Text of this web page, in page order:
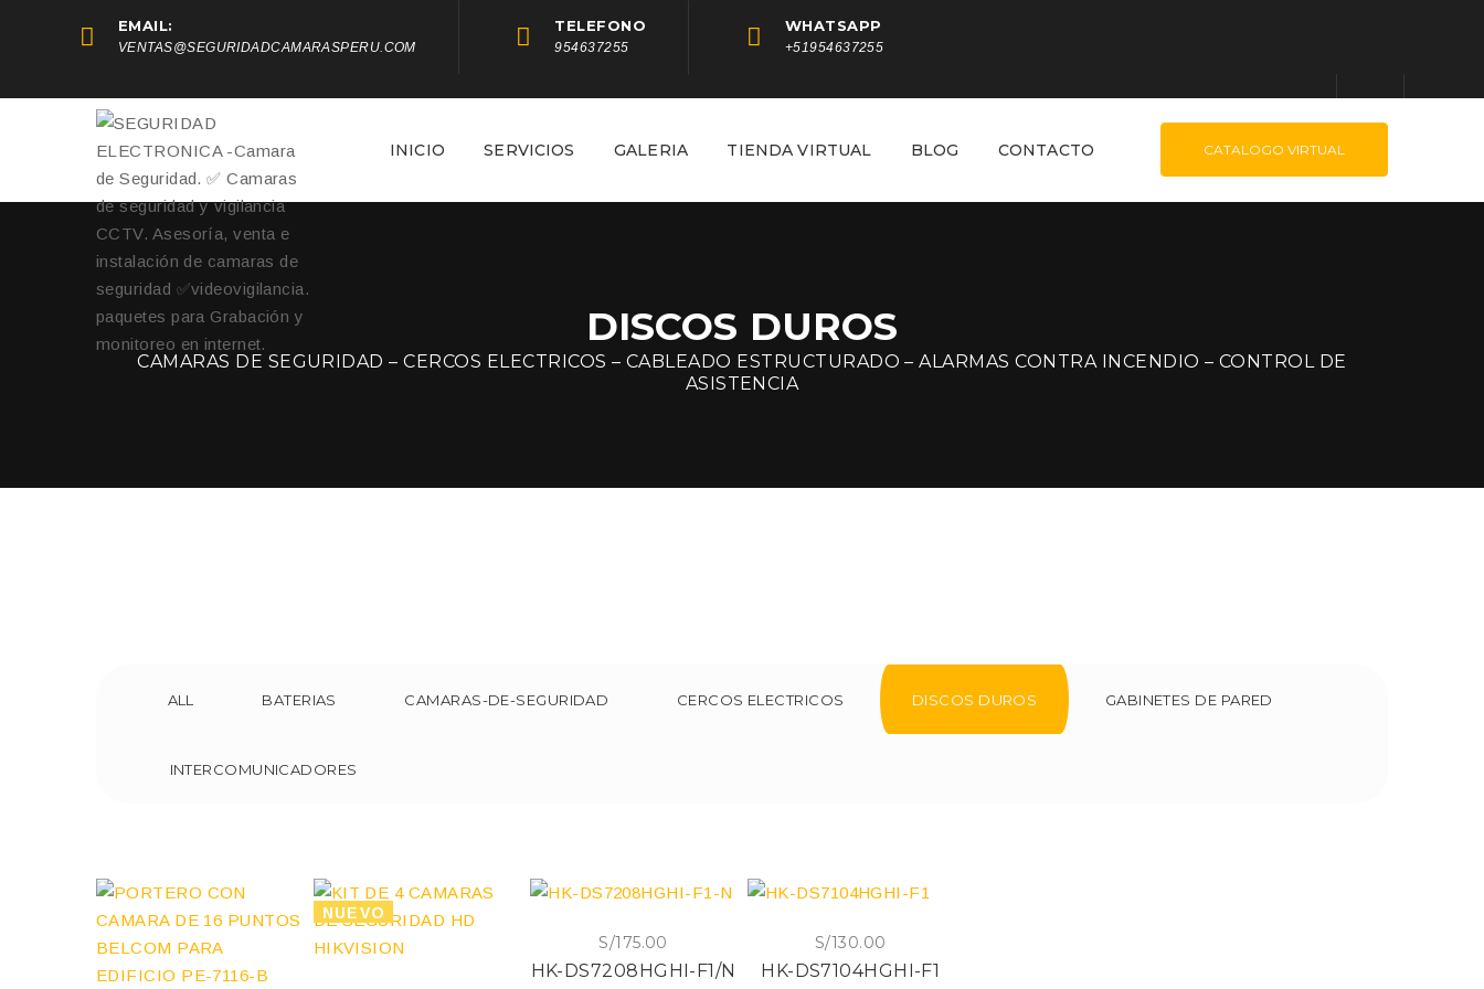
EMAIL:
VENTAS@SEGURIDADCAMARASPERU.COM
TELEFONO
954637255
WHATSAPP
+51954637255
INICIO SERVICIOS GALERIA TIENDA VIRTUAL BLOG CONTACTO CATALOGO VIRTUAL
DISCOS DUROS
CAMARAS DE SEGURIDAD – CERCOS ELECTRICOS – CABLEADO ESTRUCTURADO – ALARMAS CONTRA INCENDIO – CONTROL DE
ASISTENCIA
ALL BATERIAS CAMARAS-DE-SEGURIDAD CERCOS ELECTRICOS DISCOS DUROS GABINETES DE PARED
INTERCOMUNICADORES
NUEVO
S/175.00
HK-DS7208HGHI-F1/N
S/130.00
HK-DS7104HGHI-F1